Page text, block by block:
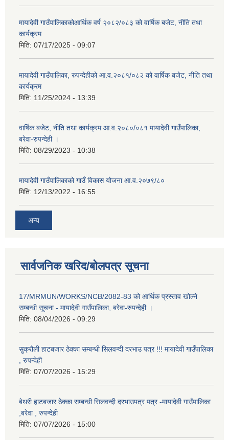
मायादेवी गाउँपालिकाकोआर्थिक वर्ष २०८२/०८३ को वार्षिक बजेट, नीति तथा
कार्यक्रम
मिति: 07/17/2025 - 09:07
मायादेवी गाउँपालिका, रुपन्देहीको आ.व.२०८१/०८२ को वार्षिक बजेट, नीति तथा
कार्यक्रम
मिति: 11/25/2024 - 13:39
वार्षिक बजेट, नीति तथा कार्यक्रम आ.व.२०८०/०८१ मायादेवी गाउँपालिका,
बरेवा-रुपन्देही ।
मिति: 08/29/2023 - 10:38
मायादेवी गाउँपालिकाको गाउँ विकास योजना आ.व.२०७९/८०
मिति: 12/13/2022 - 16:55
अन्य
सार्वजनिक खरिद/बोलपत्र सूचना
17/MRMUN/WORKS/NCB/2082-83 को आर्थिक प्रस्ताव खोल्ने
सम्बन्धी सूचना - मायादेवी गाउँपालिका, बरेवा-रुपन्देही ।
मिति: 08/04/2026 - 09:29
सुक्रौली हाटबजार ठेक्का सम्बन्धी सिलवन्दी दरभाउ पत्र !!! मायादेवी गाउँपालिका
, रुपन्देही
मिति: 07/07/2026 - 15:29
बेथरी हाटबजार ठेक्का सम्बन्धी सिलवन्दी दरभाउपत्र पत्र -मायादेवी गाउँपालिका
,बरेवा , रुपन्देही
मिति: 07/07/2026 - 15:00